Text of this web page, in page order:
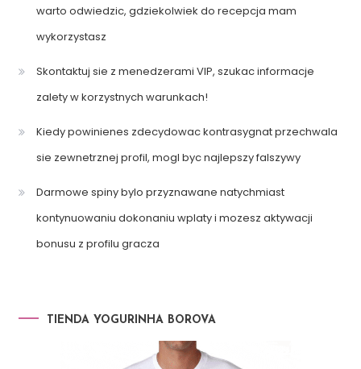
warto odwiedzic, gdziekolwiek do recepcja mam
wykorzystasz
Skontaktuj sie z menedzerami VIP, szukac informacje
zalety w korzystnych warunkach!
Kiedy powinienes zdecydowac kontrasygnat przechwala
sie zewnetrznej profil, mogl byc najlepszy falszywy
Darmowe spiny bylo przyznawane natychmiast
kontynuowaniu dokonaniu wplaty i mozesz aktywacji
bonusu z profilu gracza
TIENDA YOGURINHA BOROVA